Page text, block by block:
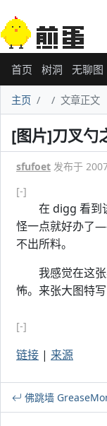
首页 树洞 无聊图
主页 文章正文
[图片]刀叉勺
sfufoet 发布于
[-]
在 digg 看到该
怪一点就好办了
不出所料。
我感觉在这张
怖。来张大图特写
[-]
链接 | 来源
佛跳墙